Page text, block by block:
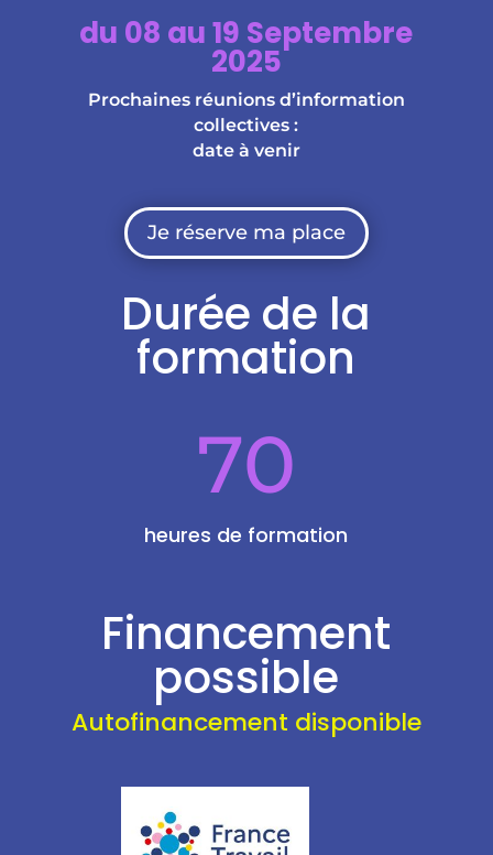
du 08 au 19 Septembre
2025
Prochaines réunions d’information
collectives :
date à venir
Je réserve ma place
Durée de la
formation
70
heures de formation
Financement
possible
Autofinancement disponible